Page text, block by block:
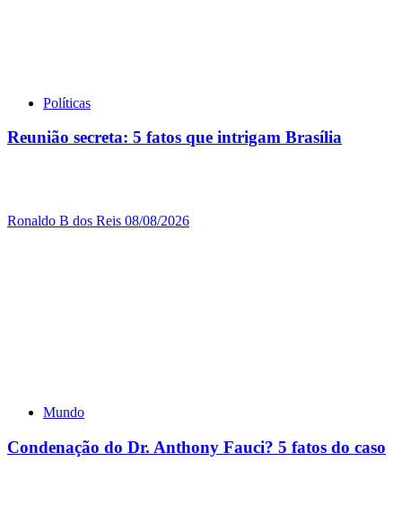
Políticas
Reunião secreta: 5 fatos que intrigam Brasília
Ronaldo B dos Reis 08/08/2026
Mundo
Condenação do Dr. Anthony Fauci? 5 fatos do caso